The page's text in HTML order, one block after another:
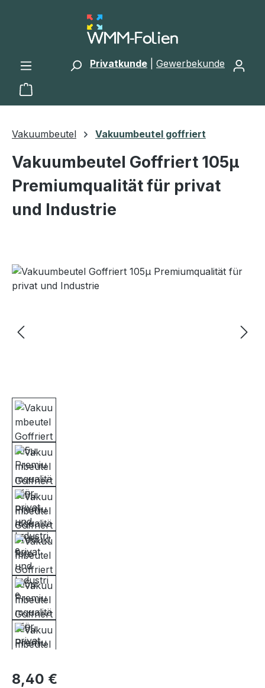
Zum Hauptinhalt springen
Privatkunde Gewerbekunde
Warenkorb enthält 0 Positionen. Der
Vakuumbeutel Vakuumbeutel goffriert
Vakuumbeutel Goffriert 105µ
Premiumqualität für privat
und Industrie
Bildergalerie überspringen
Regulärer Preis:
8,40 €